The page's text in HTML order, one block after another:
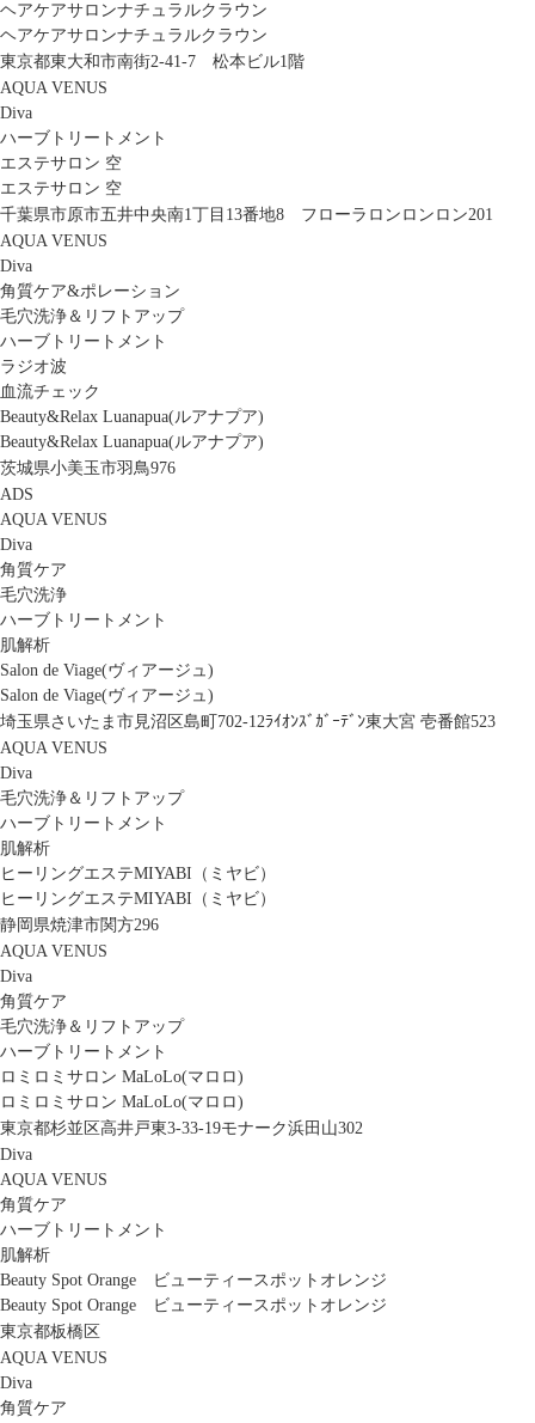
ヘアケアサロンナチュラルクラウン
ヘアケアサロンナチュラルクラウン
東京都東大和市南街2-41-7 松本ビル1階
AQUA VENUS
Diva
ハーブトリートメント
エステサロン 空
エステサロン 空
千葉県市原市五井中央南1丁目13番地8 フローラロンロンロン201
AQUA VENUS
Diva
角質ケア&ポレーション
毛穴洗浄＆リフトアップ
ハーブトリートメント
ラジオ波
血流チェック
Beauty&Relax Luanapua(ルアナプア)
Beauty&Relax Luanapua(ルアナプア)
茨城県小美玉市羽鳥976
ADS
AQUA VENUS
Diva
角質ケア
毛穴洗浄
ハーブトリートメント
肌解析
Salon de Viage(ヴィアージュ)
Salon de Viage(ヴィアージュ)
埼玉県さいたま市見沼区島町702-12ﾗｲｵﾝｽﾞｶﾞｰﾃﾞﾝ東大宮 壱番館523
AQUA VENUS
Diva
毛穴洗浄＆リフトアップ
ハーブトリートメント
肌解析
ヒーリングエステMIYABI（ミヤビ）
ヒーリングエステMIYABI（ミヤビ）
静岡県焼津市関方296
AQUA VENUS
Diva
角質ケア
毛穴洗浄＆リフトアップ
ハーブトリートメント
ロミロミサロン MaLoLo(マロロ)
ロミロミサロン MaLoLo(マロロ)
東京都杉並区高井戸東3-33-19モナーク浜田山302
Diva
AQUA VENUS
角質ケア
ハーブトリートメント
肌解析
Beauty Spot Orange ビューティースポットオレンジ
Beauty Spot Orange ビューティースポットオレンジ
東京都板橋区
AQUA VENUS
Diva
角質ケア